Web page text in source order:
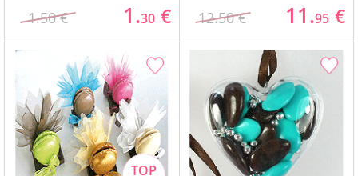
1.50 € 1.30 € 12.50 € 11.95 €